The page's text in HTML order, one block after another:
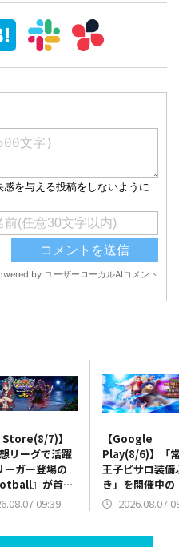
Store(8/7)】
リーグで活躍
ーガー登場の
』が首
の魔王子ピ
09:39
【Google
Play(8/6)】「
王子ピサロ装備
き」を開催中の
ォーク』が18
2026.08.07